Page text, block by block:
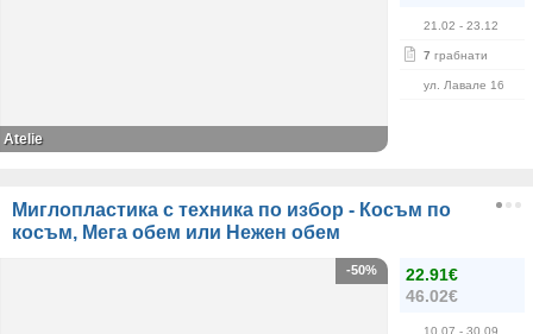
21.02 - 23.12
7 грабнати
ул. Лавале 16
Atelie
Миглопластика с техника по избор - Косъм по
косъм, Мега обем или Нежен обем
22.91€
46.02€
10.07 - 30.09
-50%